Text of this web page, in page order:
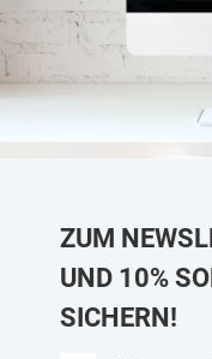
wichtigsten Geräte am
ZUM
UND 10%
SICHERN!